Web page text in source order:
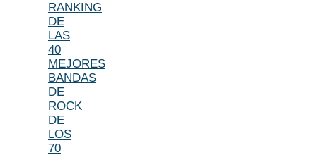
RANKING
DE
LAS
40
MEJORES
BANDAS
DE
ROCK
DE
LOS
70